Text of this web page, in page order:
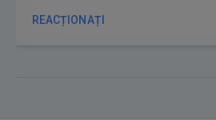
REACȚIONAȚI